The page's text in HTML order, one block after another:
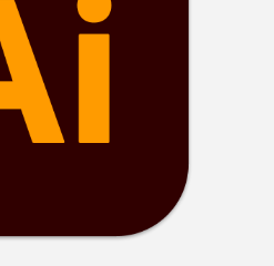
Bekcan
Üniversitesi